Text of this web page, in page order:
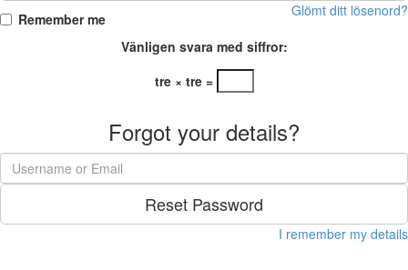
Remember me
Glömt ditt lösenord?
Vänligen svara med siffror:
tre × tre =
Forgot your details?
Reset Password
I remember my details